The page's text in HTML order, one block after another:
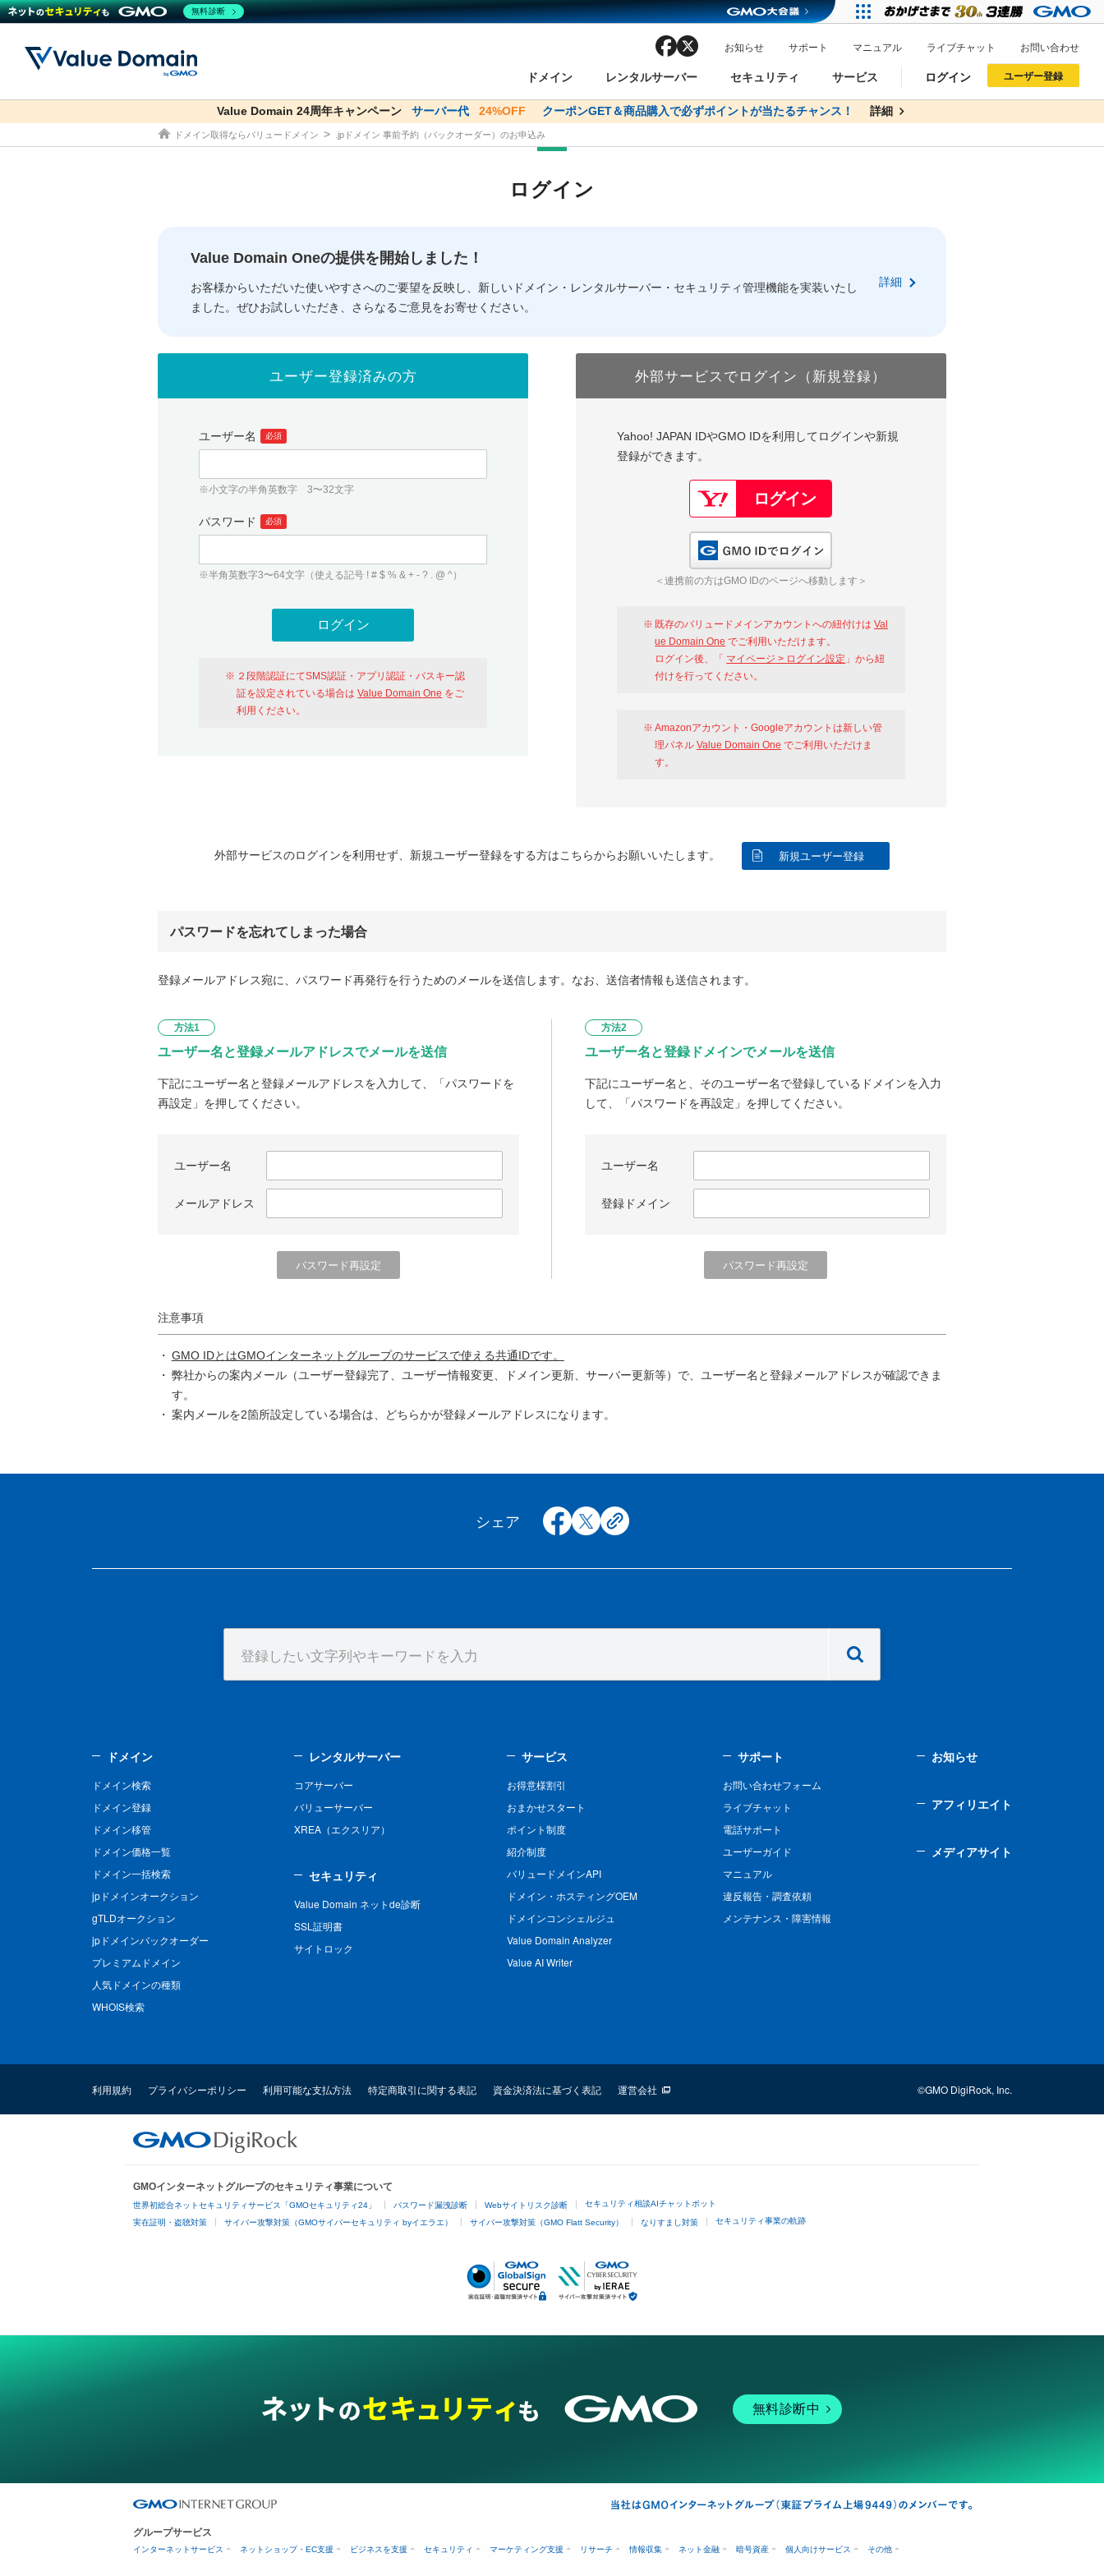
ドメイン
ドメイン ドメイン検索
ドメイン一括検索
人気ドメインの種類 WHOIS検索
レンタルサーバー
レンタルサーバー コアサーバー
セキュリティ
セキュリティ Value Domain ネットde診断
サービス
サービス お得意様割引
バリュードメインAPI
facebook お知らせ サポート マニュアル ライブチャット お問い合わせ
ログイン
従来のバリュードメインをご利用希望の方 おすすめ One レンタルサーバーを含む最新の機能を使う方
以下でもログイン可能
ユーザー登録
従来のバリュードメインをご利用希望の方 おすすめ One レンタルサーバーを含む最新の機能を使う方
以下でも登録可能
Value Domain 24周年キャンペーン サーバー代 24%OFF クーポンGET＆商品購入で必ずポイントが当たるチャンス！ 詳細
co.jpドメイン✕コアサーバーV2ビジネス応援キャンペーン サーバー料金1年間無料 詳細
ドメイン取得ならバリュードメイン .jpドメイン 事前予約（バックオーダー）のお申込み
ログイン
Value Domain Oneの提供を開始しました！
お客様からいただいた使いやすさへのご要望を反映し、新しいドメイン・レンタルサーバー・セキュリティ管理機能を実装いたし
ました。ぜひお試しいただき、さらなるご意見をお寄せください。
詳細
ユーザー登録済みの方
ユーザー名 必須
※小文字の半角英数字 3〜32文字
パスワード 必須
※半角英数字3〜64文字（使える記号 ! # $ % & + - ? . @ ^）
２段階認証にてSMS認証・アプリ認証・パスキー認
証を設定されている場合はValue Domain One をご
利用ください。
外部サービスでログイン（新規登録）
Yahoo! JAPAN IDやGMO IDを利用してログインや新規
登録ができます。
＜連携前の方はGMO IDのページへ移動します＞
既存のバリュードメインアカウントへの紐付けはVal
ue Domain One でご利用いただけます。
ログイン後、「 マイページ > ログイン設定 」から紐
付けを行ってください。
Amazonアカウント・Googleアカウントは新しい管
理パネルValue Domain One でご利用いただけま
す。
外部サービスのログインを利用せず、新規ユーザー登録をする方はこちらからお願いいたします。 新規ユーザー登録
パスワードを忘れてしまった場合
登録メールアドレス宛に、パスワード再発行を行うためのメールを送信します。なお、送信者情報も送信されます。
方法1
ユーザー名と登録メールアドレスでメールを送信
下記にユーザー名と登録メールアドレスを入力して、「パスワードを
再設定」を押してください。
ユーザー名
メールアドレス
方法2
ユーザー名と登録ドメインでメールを送信
下記にユーザー名と、そのユーザー名で登録しているドメインを入力
して、「パスワードを再設定」を押してください。
ユーザー名
登録ドメイン
注意事項
GMO IDとはGMOインターネットグループのサービスで使える共通IDです。
弊社からの案内メール（ユーザー登録完了、ユーザー情報変更、ドメイン更新、サーバー更新等）で、ユーザー名と登録メールアドレスが確認できま
す。
案内メールを2箇所設定している場合は、どちらかが登録メールアドレスになります。
シェア facebook
x copy
ドメイン
ドメイン検索
ドメイン登録
ドメイン移管
ドメイン価格一覧
ドメイン一括検索
jpドメインオークション
gTLDオークション
jpドメインバックオーダー
プレミアムドメイン
人気ドメインの種類
WHOIS検索
レンタルサーバー
コアサーバー
バリューサーバー
XREA（エクスリア）
セキュリティ
Value Domain ネットde診断
SSL証明書
サイトロック
サービス
お得意様割引
おまかせスタート
ポイント制度
紹介制度
バリュードメインAPI
ドメイン・ホスティングOEM
ドメインコンシェルジュ
Value Domain Analyzer
Value AI Writer
サポート
お問い合わせフォーム
ライブチャット
電話サポート
ユーザーガイド
マニュアル
違反報告・調査依頼
メンテナンス・障害情報
お知らせ
アフィリエイト
メディアサイト
利用規約 プライバシーポリシー 利用可能な支払方法 特定商取引に関する表記 資金決済法に基づく表記 運営会社 ©GMO DigiRock, Inc.
GMOインターネットグループのセキュリティ事業について
世界初総合ネットセキュリティサービス「GMOセキュリティ24」 パスワード漏洩診断 Webサイトリスク診断 セキュリティ相談AIチャットボット
実在証明・盗聴対策 サイバー攻撃対策（GMOサイバーセキュリティ byイエラエ） サイバー攻撃対策（GMO Flatt Security） なりすまし対策 セキュリティ事業の軌跡
無料診断中
グループサービス
インターネットサービス ネットショップ・EC支援 ビジネスを支援 セキュリティ マーケティング支援 リサーチ 情報収集 ネット金融 暗号資産 個人向けサービス その他
無料診断